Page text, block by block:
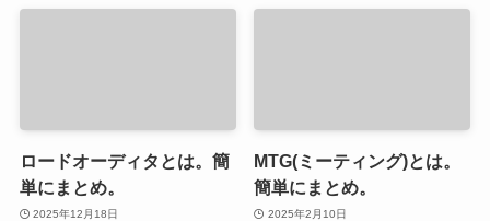
ロードオーディタとは。簡
単にまとめ。
2025年12月18日
MTG(ミーティング)とは。
簡単にまとめ。
2025年2月10日